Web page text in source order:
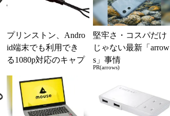
プリンストン、Andro
id端末でも利用でき
る1080p対応のキャプ
ジ造映像版HD...
堅牢さ・コスパだけ
じゃない最新「arrow
s」事情
PR(arrows)